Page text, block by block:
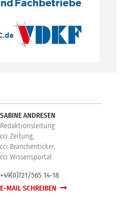
SABINE ANDRESEN
Redaktionsleitung
cci Zeitung,
cci Branchenticker,
cci Wissensportal
+49(0)721/565 14-18
E-MAIL SCHREIBEN